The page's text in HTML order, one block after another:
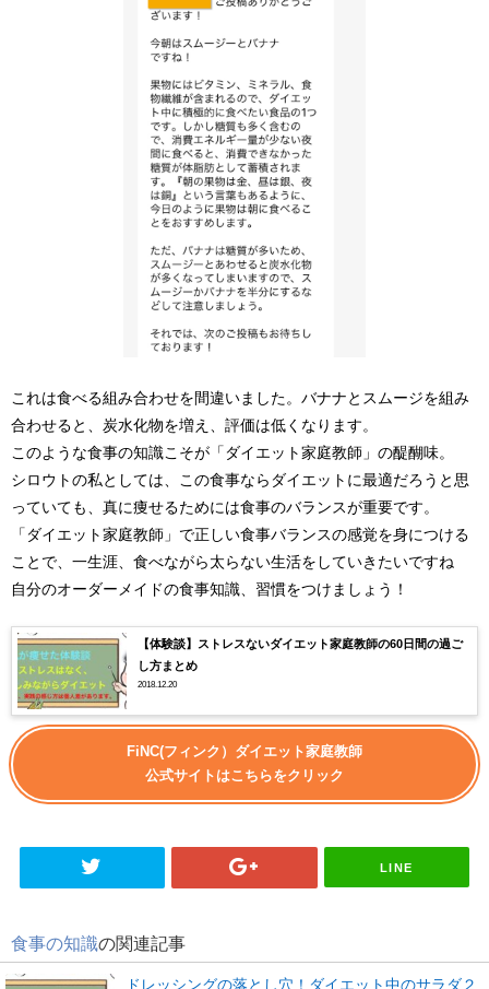
これは食べる組み合わせを間違いました。バナナとスムージを組み
合わせると、 炭水化物を増え、評価は低くなります 。
このような食事の知識こそが「ダイエット家庭教師」の醍醐味。
シロウトの私としては、この食事ならダイエットに最適だろうと思
っていても、真に痩せるためには食事のバランスが重要です。
「ダイエット家庭教師」で正しい食事バランスの感覚を身につける
ことで、一生涯、食べながら太らない生活をしていきたいですね
自分のオーダーメイドの食事知識、習慣をつけましょう！
【体験談】ストレスないダイエット家庭教師の60日間の過ご
し方まとめ
2018.12.20
FiNC(フィンク）ダイエット家庭教師
公式サイトはこちらをクリック
LINE
食事の知識の関連記事
ドレッシングの落とし穴！ダイエット中のサラダ２